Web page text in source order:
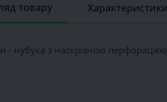
товару Характеристики
- нубука з наскрізною